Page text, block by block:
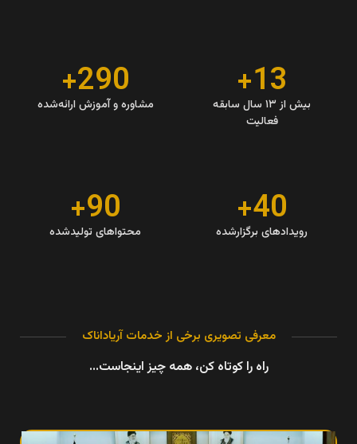
13+بیش از ۱۳ سال سابقه
فعالیت
290+
مشاوره و آموزش‌ ارائه‌شده
40+
رویدادهای برگزارشده 90+
محتواهای تولیدشده
معرفی تصویری برخی از خدمات آریاداناک
راه را کوتاه کن، همه چیز اینجاست...